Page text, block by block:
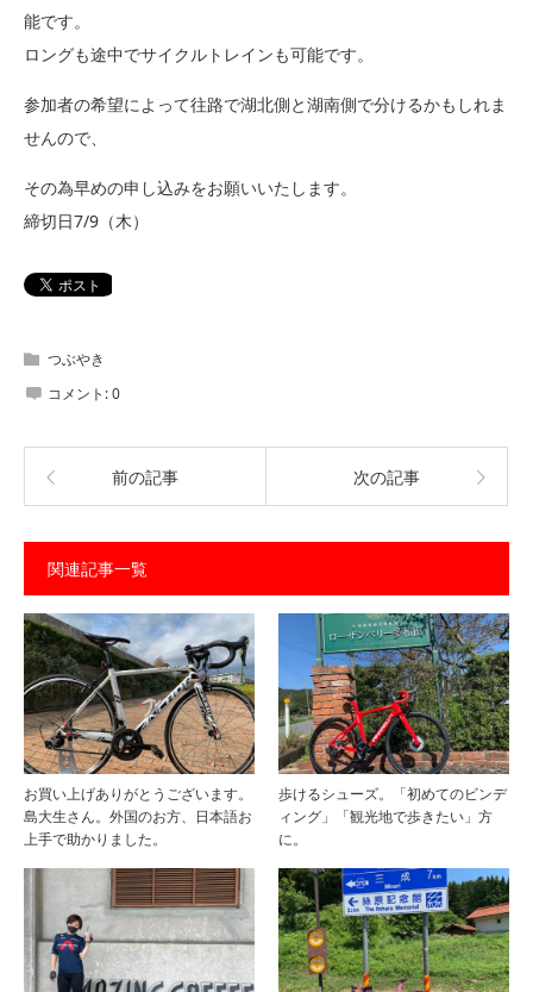
能です。
ロングも途中でサイクルトレインも可能です。
参加者の希望によって往路で湖北側と湖南側で分けるかもしれま
せんので、
その為早めの申し込みをお願いいたします。
締切日7/9（木）
つぶやき
コメント:0
前の記事 次の記事
関連記事一覧
お買い上げありがとうございます。
島大生さん。外国のお方、日本語お
上手で助かりました。
歩けるシューズ。「初めてのビンデ
ィング」「観光地で歩きたい」方
に。